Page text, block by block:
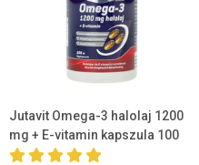
Jutavit Omega-3 halolaj 1200
mg + E-vitamin kapszula 100
db